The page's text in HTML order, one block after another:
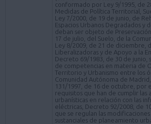
conformado por Ley 9/1995, de
Medidas de Política Territorial,
Ley 7/2000, de 19 de junio, de
Espacios Urbanos Degradados y
deban ser objeto de
17 de julio, del Suelo, de la
Ley 8/2009, de 21 de diciembre,
Liberalizadoras y de Apoyo a la
Decreto 69/1983, de 30 de junio,
de competencias en materia de
Territorio y Urbanismo entre los
Comunidad Autónoma de
131/1997, de 16 de octubre, por
requisitos que han de cumplir las
urbanísticas en relación con las
eléctricas, Decreto 92/2008, de
que se regulan las
sustanciales de planeamiento